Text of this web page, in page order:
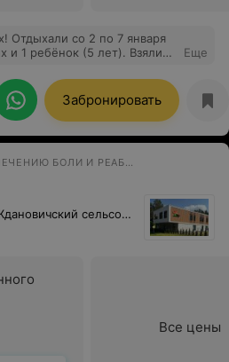
Отдыхали со 2 по 7 января
и 1 ребёнок (5 лет). Взяли
вкусное (мясо, рыбка).
свежайшая. В номере
Очень приветливый
праздничная программа.
за отдых!
Еще
Забронировать
МЕДИЦИНСКИЙ ЦЕНТР ПО ЛЕЧЕНИЮ БОЛИ И РЕАБИЛИТАЦИИ
агрогородок Ждановичи, Ждановичский сельсовет, 105
Все цены